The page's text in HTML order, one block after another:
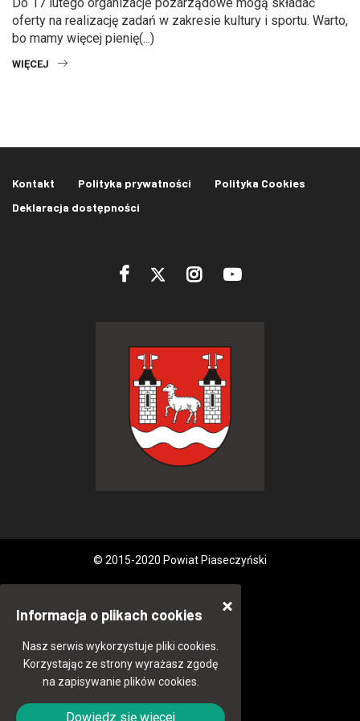
oferty na realizację zadań w zakresie kultury i sportu. Warto,
bo mamy więcej pienię(...)
WIĘCEJ
Kontakt Polityka prywatności
Polityka Cookies
Deklaracja dostępności
© 2015-2020 Powiat Piaseczyński
Informacja o plikach cookies
Nasz serwis wykorzystuje pliki cookies.
Korzystając ze strony wyrażasz zgodę
na zapisywanie plików cookies.
Dowiedz się więcej